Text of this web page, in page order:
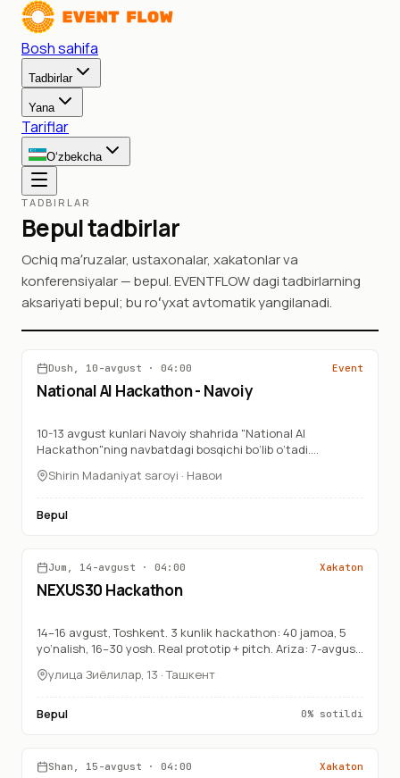
Bosh sahifa
Tadbirlar
Yana
Tariflar
O‘zbekcha
TADBIRLAR
Bepul tadbirlar
Ochiq maʼruzalar, ustaxonalar, xakatonlar va
konferensiyalar — bepul. EVENTFLOW dagi tadbirlarning
aksariyati bepul; bu roʻyxat avtomatik yangilanadi.
TAVSIYA 10-avgust
Dush, 10-avgust · 04:00 Event
National AI Hackathon - Navoiy
10-13 avgust kunlari Navoiy shahrida "National AI
Hackathon"ning navbatdagi bosqichi bo‘lib o‘tadi.
sun’iy intellekt yechimlarini topish, mentorlar ko‘magida
imkoniyati.
Shirin Madaniyat saroyi · Навои
Bepul
TAVSIYA 14-avgust
Jum, 14-avgust · 04:00 Xakaton
NEXUS30 Hackathon
14–16 avgust, Toshkent. 3 kunlik hackathon: 40 jamoa, 5
yo‘nalish, 16–30 yosh. Real prototip + pitch. Ariza: 7-avgust,
улица Зиёлилар, 13 · Ташкент
Bepul 0% sotildi
TAVSIYA 15-avgust
Shan, 15-avgust · 04:00 Xakaton